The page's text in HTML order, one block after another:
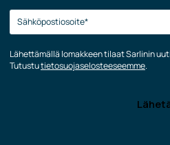
Lähettämällä lomakkeen tilaat Sarlinin
Tutustutietosuojaselosteeseemme.